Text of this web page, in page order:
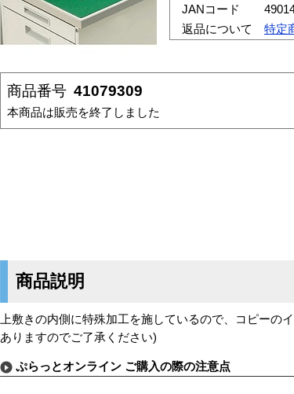
JANコード
返品について
特定
商品番号 41079309
本商品は販売を終了しました
商品説明
上敷きの内側に特殊加工を施しているので、コピー
ありますのでご了承ください)
ぷらっとオンライン ご購入の際の注意点